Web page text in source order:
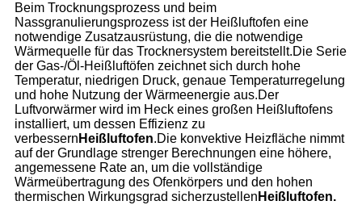
Beim Trocknungsprozess und beim
Nassgranulierungsprozess ist der Heißluftofen eine
notwendige Zusatzausrüstung, die die notwendige
Wärmequelle für das Trocknersystem bereitstellt.Die Serie
der Gas-/Öl-Heißluftöfen zeichnet sich durch hohe
Temperatur, niedrigen Druck, genaue Temperaturregelung
und hohe Nutzung der Wärmeenergie aus.Der
Luftvorwärmer wird im Heck eines großen Heißluftofens
installiert, um dessen Effizienz zu
verbessern Heißluftofen.Die konvektive Heizfläche nimmt
auf der Grundlage strenger Berechnungen eine höhere,
angemessene Rate an, um die vollständige
Wärmeübertragung des Ofenkörpers und den hohen
thermischen Wirkungsgrad sicherzustellen Heißluftofen.